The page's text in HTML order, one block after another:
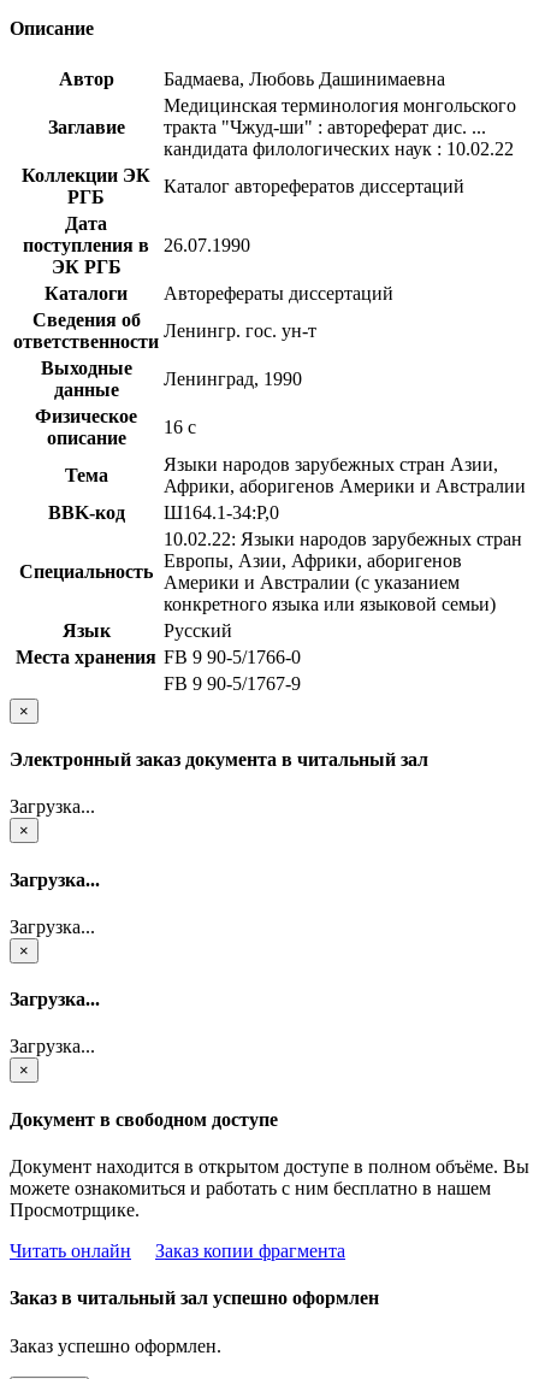
Описание
Автор Бадмаева, Любовь Дашинимаевна
Заглавие
Медицинская терминология монгольского
тракта "Чжуд-ши" : автореферат дис. ...
кандидата филологических наук : 10.02.22
Коллекции ЭК
РГБ
Каталог авторефератов диссертаций
Дата
поступления в
ЭК РГБ
26.07.1990
Каталоги
Авторефераты диссертаций
Сведения об
ответственности
Ленингр. гос. ун-т
Выходные
данные
Ленинград, 1990
Физическое
описание
16 с
Тема
Языки народов зарубежных стран Азии,
Африки, аборигенов Америки и Австралии
BBK-код
Ш164.1-34:Р,0
Специальность
10.02.22: Языки народов зарубежных стран
Европы, Азии, Африки, аборигенов
Америки и Австралии (с указанием
конкретного языка или языковой семьи)
Язык
Русский
Места хранения FB 9 90-5/1766-0
FB 9 90-5/1767-9
×
Электронный заказ документа в читальный зал
Загрузка...
×
Загрузка...
Загрузка...
×
Загрузка...
Загрузка...
×
Документ в свободном доступе
Документ находится в открытом доступе в полном объёме. Вы
можете ознакомиться и работать с ним бесплатно в нашем
Просмотрщике.
Читать онлайн
Заказ копии фрагмента
Заказ в читальный зал успешно оформлен
Заказ успешно оформлен.